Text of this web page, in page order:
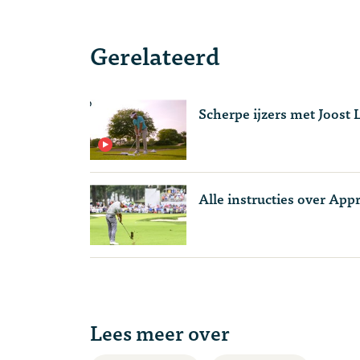
Gerelateerd
Scherpe ijzers met Joost
Alle instructies over
Lees meer over